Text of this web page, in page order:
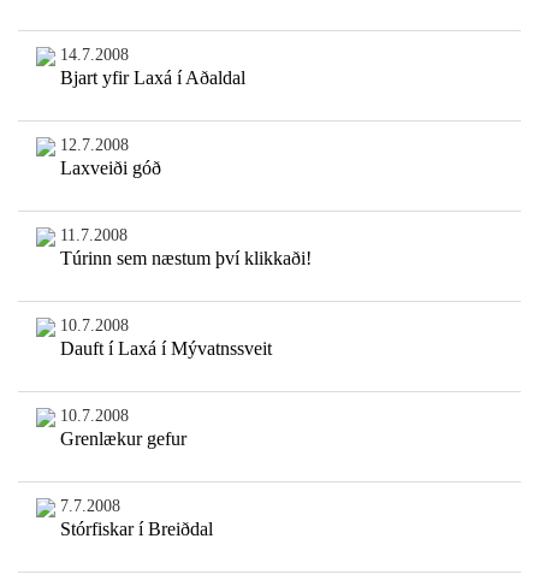
14.7.2008
Bjart yfir Laxá í Aðaldal
12.7.2008
Laxveiði góð
11.7.2008
Túrinn sem næstum því klikkaði!
10.7.2008
Dauft í Laxá í Mývatnssveit
10.7.2008
Grenlækur gefur
7.7.2008
Stórfiskar í Breiðdal